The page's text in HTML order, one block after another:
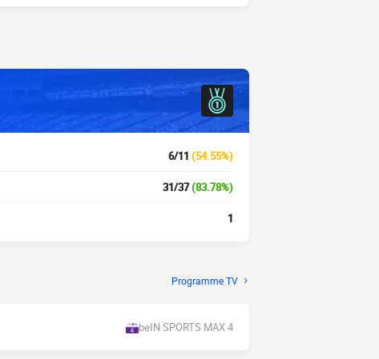
6/11 (54.55%)
31/37(83.78%)
1
Programme TV
beIN SPORTS MAX 4